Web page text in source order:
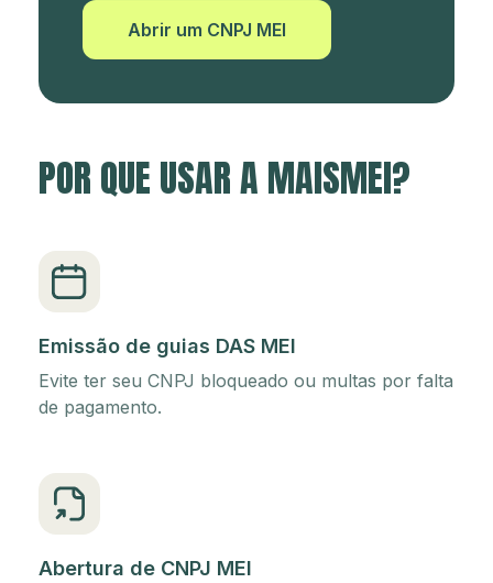
Abrir um CNPJ MEI
POR QUE USAR A MAISMEI?
Emissão de guias DAS MEI
Evite ter seu CNPJ bloqueado ou multas por falta
de pagamento.
Abertura de CNPJ MEI